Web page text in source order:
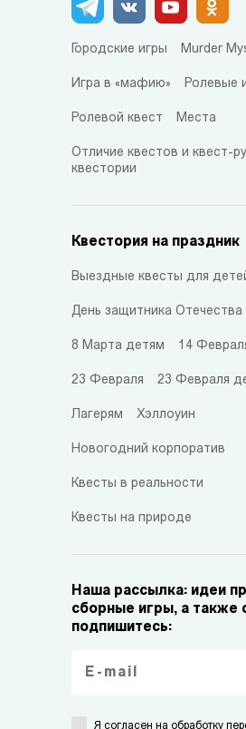
Городские игры Murder
Игра в «мафию» Ролевые
Ролевой квест Места
Отличие квестов и квест-
квестории
Квестория на праздник
Выездные квесты для
День защитника Отечества
8 Марта детям 14
23 Февраля 23 Февраля
Лагерям Хэллоуин
Новогодний корпоратив
Квесты в реальности
Квесты на природе
Наша рассылка: идеи
сборные игры, а также
подпишитесь:
Я согласен на обработку